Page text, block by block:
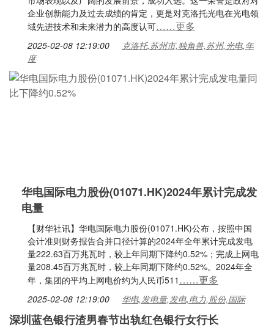
企业创新能力及过去成绩的肯定，更是对克洛托光电在光电领
域先进技术和未来潜力的高度认可……更多
2025-02-08 12:19:00
克洛托,苏州市,独角兽,苏州,光电,年
度
华电国际电力股份(01071.HK)2024年累计完成发
电量
【财华社讯】华电国际电力股份(01071.HK)公布，按照中国
会计准则财务报告合并口径计算的2024年全年累计完成发电
量222.63百万兆瓦时，较上年同期下降约0.52%；完成上网电
量208.45百万兆瓦时，较上年同期下降约0.52%。2024年全
年，集团的平均上网电价约为人民币511 ……更多
2025-02-08 12:19:00 华电,发电量,发电,电力,股份,国际
深圳蓝色银行渣男春节出轨红色银行女行长